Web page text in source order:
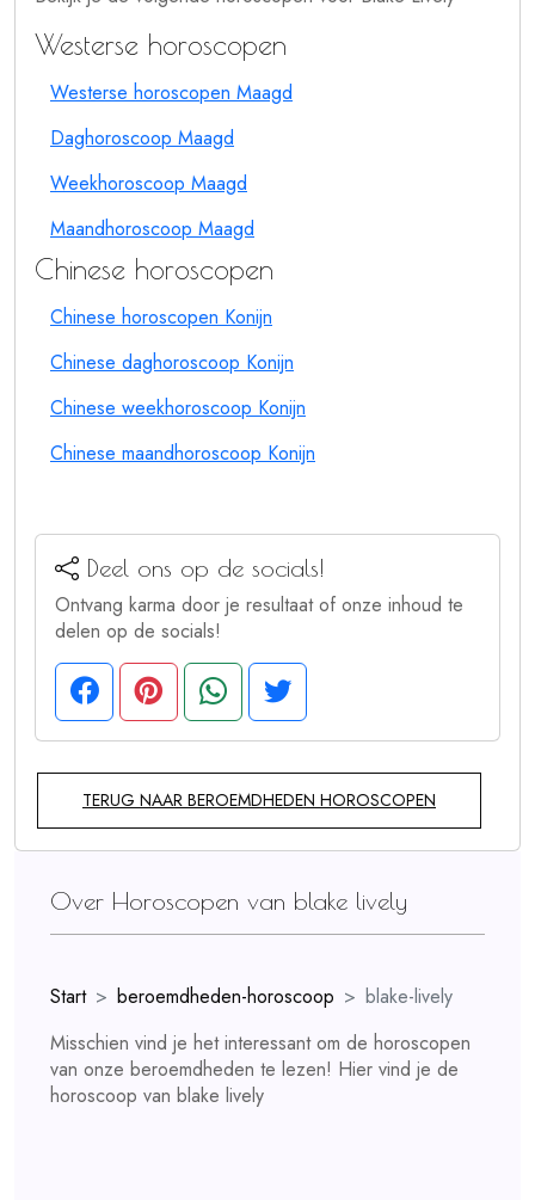
Westerse horoscopen
Westerse horoscopen Maagd
Daghoroscoop Maagd
Weekhoroscoop Maagd
Maandhoroscoop Maagd
Chinese horoscopen
Chinese horoscopen Konijn
Chinese daghoroscoop Konijn
Chinese weekhoroscoop Konijn
Chinese maandhoroscoop Konijn
Deel ons op de socials!
Ontvang karma door je resultaat of onze inhoud te
delen op de socials!
TERUG NAAR BEROEMDHEDEN HOROSCOPEN
Over Horoscopen van blake lively
Start beroemdheden-horoscoop
blake-lively
Misschien vind je het interessant om de horoscopen
van onze beroemdheden te lezen! Hier vind je de
horoscoop van blake lively